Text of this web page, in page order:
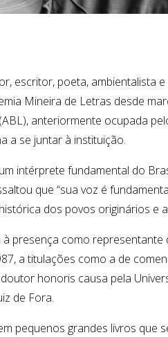
escritor, poeta, ambientalista
Mineira de Letras desde
anteriormente ocupada
a se juntar à instituição.
intérprete fundamental do
que “sua voz é
dos povos originários e
presença como
a titulações como a de
honoris causa pela
de Fora.
pequenos grandes livros que